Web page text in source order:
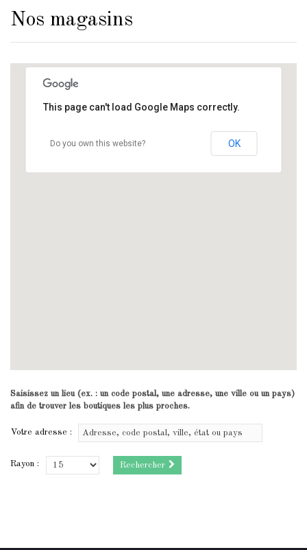
Nos magasins
This page can't load Google Maps correctly.
Do you own this website? OK
Saisissez un lieu (ex. : un code postal, une adresse, une ville ou un pays)
afin de trouver les boutiques les plus proches.
Votre adresse :
Rayon : Rechercher